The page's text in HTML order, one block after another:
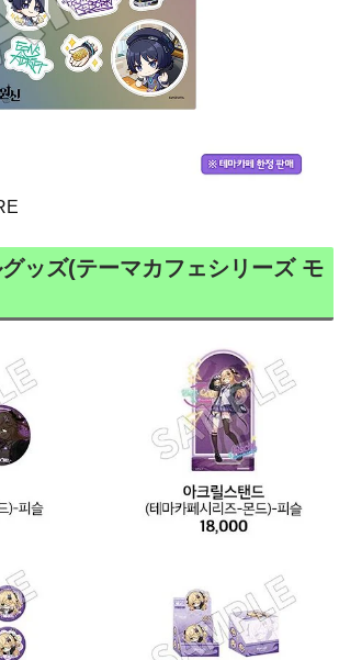
ッズ(テーマカフェシリーズ モ